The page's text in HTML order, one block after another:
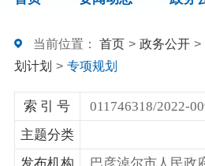
依申请公开
当前位置： 首页 > 政务公开 >
划计划 > 专项规划
索 引 号
011746318/2022-
主题分类